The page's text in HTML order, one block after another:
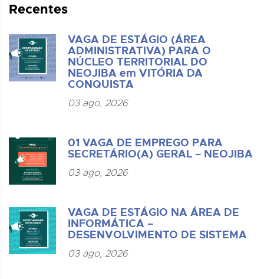
Recentes
VAGA DE ESTÁGIO (ÁREA
ADMINISTRATIVA) PARA O
NÚCLEO TERRITORIAL DO
NEOJIBA em VITÓRIA DA
CONQUISTA
03 ago, 2026
01 VAGA DE EMPREGO PARA
SECRETÁRIO(A) GERAL – NEOJIBA
03 ago, 2026
VAGA DE ESTÁGIO NA ÁREA DE
INFORMÁTICA –
DESENVOLVIMENTO DE SISTEMA
03 ago, 2026